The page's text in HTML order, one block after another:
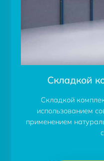
Складкой
Складкой
использованием
применением